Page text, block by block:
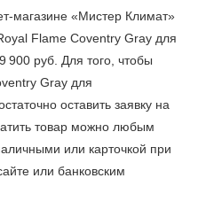
магазине «Мистер Климат»
Flame Coventry Gray для
900 руб. Для того, чтобы
Gray для
оставить заявку на
товар можно любым
или карточкой при
или банковским